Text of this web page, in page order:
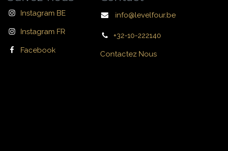
Instagram BE
Instagram FR
Facebook
info@levelfour.be
+32-10-222140
Contactez Nous